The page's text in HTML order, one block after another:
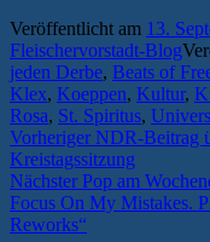
Veröffentlicht am 13.
Fleischervorstadt-Blog
jeden Derbe, Beats of
Klex, Koeppen, Kultur,
Rosa, St. Spiritus,
Vorheriger Vorheriger
Beitrag:
NDR-Beitrag
Kreistagssitzung
Nächster Nächster
Beitrag:
Pop am
Focus On My Mistakes.
Reworks“